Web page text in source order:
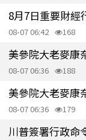
8月7日重要財經
08-07 06:42 168
美參院大老麥
08-07 06:36 188
美參院大老麥
08-07 06:36 179
川普簽署行政